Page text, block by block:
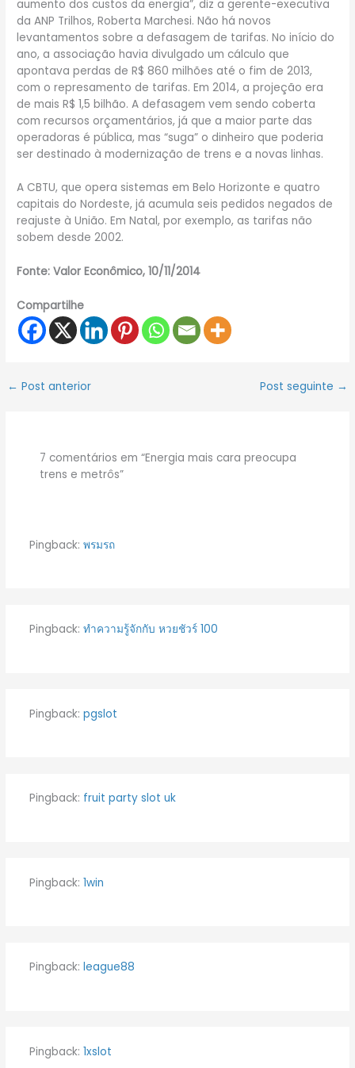
aumento dos custos da energia”, diz a gerente-executiva
da ANP Trilhos, Roberta Marchesi. Não há novos
levantamentos sobre a defasagem de tarifas. No início do
ano, a associação havia divulgado um cálculo que
apontava perdas de R$ 860 milhões até o fim de 2013,
com o represamento de tarifas. Em 2014, a projeção era
de mais R$ 1,5 bilhão. A defasagem vem sendo coberta
com recursos orçamentários, já que a maior parte das
operadoras é pública, mas “suga” o dinheiro que poderia
ser destinado à modernização de trens e a novas linhas.
A CBTU, que opera sistemas em Belo Horizonte e quatro
capitais do Nordeste, já acumula seis pedidos negados de
reajuste à União. Em Natal, por exemplo, as tarifas não
sobem desde 2002.
Fonte: Valor Econômico, 10/11/2014
Compartilhe
← Post anterior Post seguinte →
7 comentários em “Energia mais cara preocupa
trens e metrôs”
Pingback: พรมรถ
Pingback: ทำความรู้จักกับ หวยชัวร์ 100
Pingback: pgslot
Pingback: fruit party slot uk
Pingback: 1win
Pingback: league88
Pingback: 1xslot